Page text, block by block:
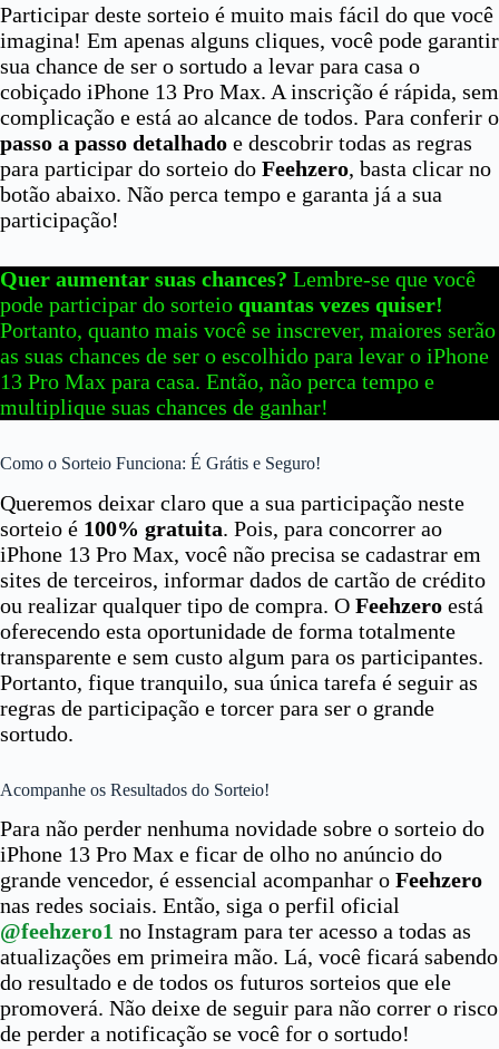
Participar deste sorteio é muito mais fácil do que você
imagina! Em apenas alguns cliques, você pode garantir
sua chance de ser o sortudo a levar para casa o
cobiçado iPhone 13 Pro Max. A inscrição é rápida, sem
complicação e está ao alcance de todos. Para conferir o
passo a passo detalhado e descobrir todas as regras
para participar do sorteio do Feehzero, basta clicar no
botão abaixo. Não perca tempo e garanta já a sua
participação!
Quer aumentar suas chances? Lembre-se que você
pode participar do sorteio quantas vezes quiser!
Portanto, quanto mais você se inscrever, maiores serão
as suas chances de ser o escolhido para levar o iPhone
13 Pro Max para casa. Então, não perca tempo e
multiplique suas chances de ganhar!
Como o Sorteio Funciona: É Grátis e Seguro!
Queremos deixar claro que a sua participação neste
sorteio é 100% gratuita. Pois, para concorrer ao
iPhone 13 Pro Max, você não precisa se cadastrar em
sites de terceiros, informar dados de cartão de crédito
ou realizar qualquer tipo de compra. O Feehzero está
oferecendo esta oportunidade de forma totalmente
transparente e sem custo algum para os participantes.
Portanto, fique tranquilo, sua única tarefa é seguir as
regras de participação e torcer para ser o grande
sortudo.
Acompanhe os Resultados do Sorteio!
Para não perder nenhuma novidade sobre o sorteio do
iPhone 13 Pro Max e ficar de olho no anúncio do
grande vencedor, é essencial acompanhar o Feehzero
nas redes sociais. Então, siga o perfil oficial
@feehzero1 no Instagram para ter acesso a todas as
atualizações em primeira mão. Lá, você ficará sabendo
do resultado e de todos os futuros sorteios que ele
promoverá. Não deixe de seguir para não correr o risco
de perder a notificação se você for o sortudo!